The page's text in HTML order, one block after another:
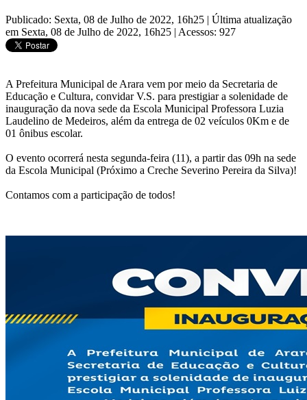
Publicado: Sexta, 08 de Julho de 2022, 16h25 | Última atualização
em Sexta, 08 de Julho de 2022, 16h25 | Acessos: 927
A Prefeitura Municipal de Arara vem por meio da Secretaria de
Educação e Cultura, convidar V.S. para prestigiar a solenidade de
inauguração da nova sede da Escola Municipal Professora Luzia
Laudelino de Medeiros, além da entrega de 02 veículos 0Km e de
01 ônibus escolar.
O evento ocorrerá nesta segunda-feira (11), a partir das 09h na sede
da Escola Municipal (Próximo a Creche Severino Pereira da Silva)!
Contamos com a participação de todos!